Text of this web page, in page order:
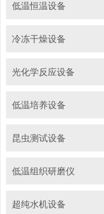
低温恒温设备
冷冻干燥设备
光化学反应设备
低温培养设备
昆虫测试设备
低温组织研磨仪
超纯水机设备